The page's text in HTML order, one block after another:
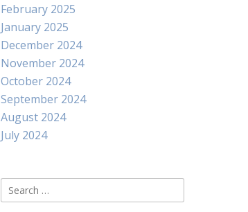
February 2025
January 2025
December 2024
November 2024
October 2024
September 2024
August 2024
July 2024
Search
for: